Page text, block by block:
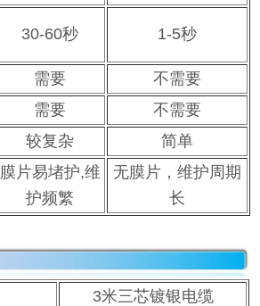
30-60秒 1-5秒
需要
不需要
需要
不需要
较复杂 简单
膜片易堵护,维
护频繁
无膜片，维护周期
长
3米三芯镀银电缆